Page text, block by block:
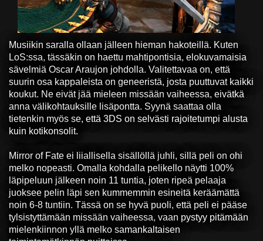
Musiikin saralla ollaan jälleen hieman hakoteillä. Kuten
LoS:ssa, tässäkin on haettu mahtipontisia, elokuvamaisia
sävelmiä Oscar Araujon johdolla. Valitettavaa on, että
suurin osa kappaleista on geneeristä, josta puuttuvat kaikki
koukut. Ne eivät jää mieleen missään vaiheessa, eivätkä
anna välikohtauksille lisäpontta. Syynä saattaa olla
tietenkin myös se, että 3DS on selvästi rajoitetumpi alusta
kuin kotikonsolit.
Mirror of Fate ei liiallisella sisällöllä juhli, sillä peli on ohi
melko nopeasti. Omalla kohdalla pelikello näytti 100%
läpipeluun jälkeen noin 11 tuntia, joten ripeä pelaaja
juoksee pelin läpi sen kummemmin esineitä keräämättä
noin 6-8 tuntiin. Tässä on se hyvä puoli, että peli ei pääse
tylsistyttämään missään vaiheessa, vaan pystyy pitämään
mielenkiinnon yllä melko samankaltaisen